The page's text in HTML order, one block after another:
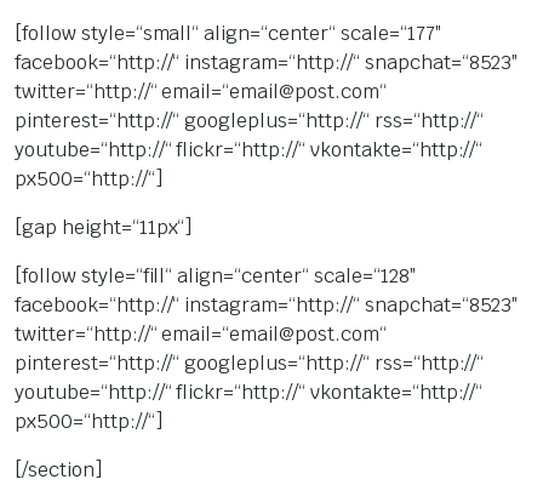
[follow style=“small“ align=“center“ scale=“177″
facebook=“http://“ instagram=“http://“ snapchat=“8523″
twitter=“http://“ email=“email@post.com“
pinterest=“http://“ googleplus=“http://“ rss=“http://“
youtube=“http://“ flickr=“http://“ vkontakte=“http://“
px500=“http://“]
[gap height=“11px“]
[follow style=“fill“ align=“center“ scale=“128″
facebook=“http://“ instagram=“http://“ snapchat=“8523″
twitter=“http://“ email=“email@post.com“
pinterest=“http://“ googleplus=“http://“ rss=“http://“
youtube=“http://“ flickr=“http://“ vkontakte=“http://“
px500=“http://“]
[/section]